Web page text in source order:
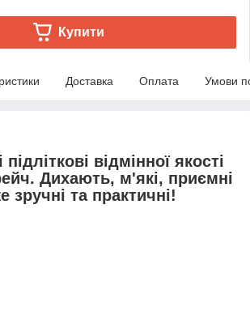
Купити
Доставка Оплата Умови
відмінної якості
Дихають, м'які, приємні
зручні та практичні!